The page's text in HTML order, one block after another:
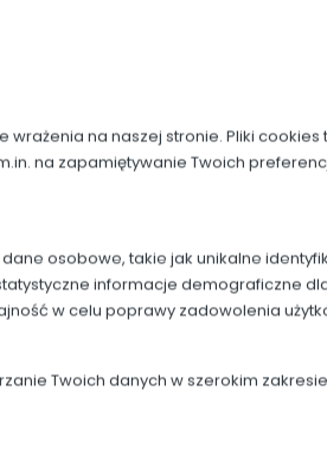
na naszej stronie. Pliki
na zapamiętywanie Twoich
osobowe, takie jak unikalne
informacje demograficzne
w celu poprawy zadowolenia
Twoich danych w szerokim
Średnica
Beza, krem:
Zdjęcie
W